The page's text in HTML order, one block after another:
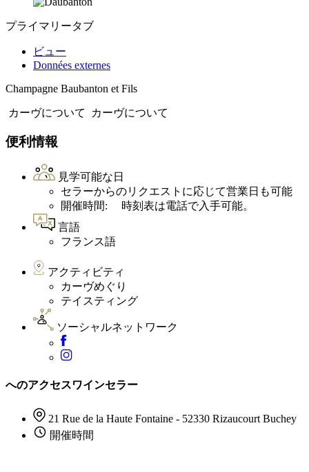
プライマリータブ
ビュー
Données externes
Champagne Baubanton et Fils
カーヴについて カーヴについて
便利情報
見学可能な日
セラーからのリクエストに応じて営業日も可能
開催時間: 時刻表は電話で入手可能。
言語
フランス語
アクティビティ
カーヴめぐり
テイスティング
ソーシャルネットワーク
へのアクセスワインセラー
21 Rue de la Haute Fontaine - 52330 Rizaucourt Buchey
開催時間